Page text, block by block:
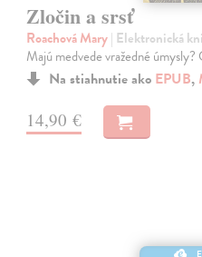
Zločin a srsť
Roachová Mary| Elektronická
Majú medvede vražedné
Na stiahnutie ako EPUB,
14,90 €